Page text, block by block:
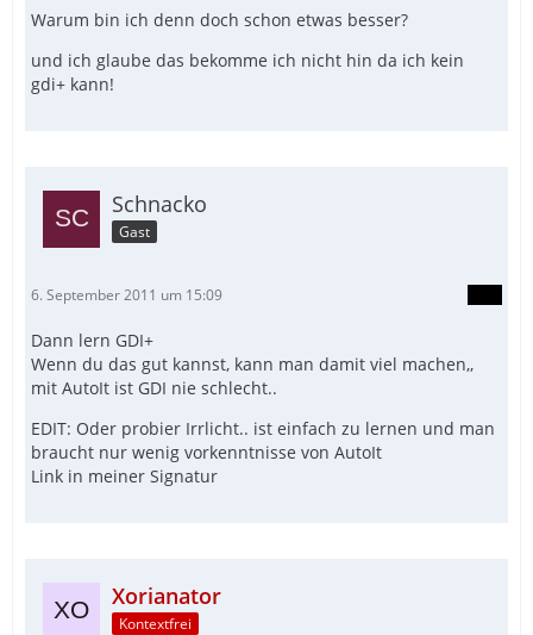
Warum bin ich denn doch schon etwas besser?
und ich glaube das bekomme ich nicht hin da ich kein
gdi+ kann!
Schnacko
Gast
6. September 2011 um 15:09
Dann lern GDI+
Wenn du das gut kannst, kann man damit viel machen,,
mit AutoIt ist GDI nie schlecht..
EDIT: Oder probier Irrlicht.. ist einfach zu lernen und man
braucht nur wenig vorkenntnisse von AutoIt
Link in meiner Signatur
Xorianator
Kontextfrei